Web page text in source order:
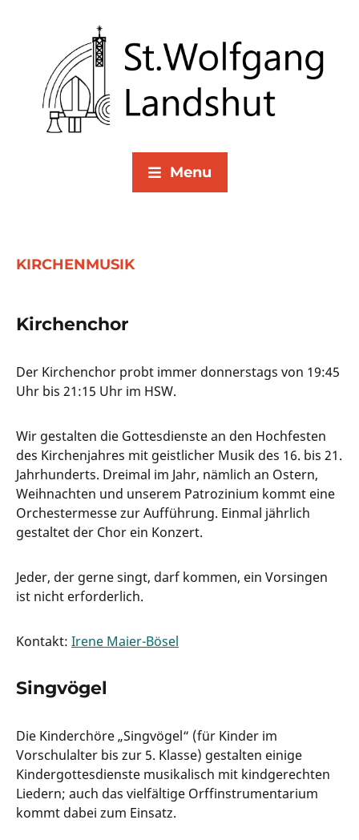
Menu
KIRCHENMUSIK
Kirchenchor
Der Kirchenchor probt immer donnerstags von 19:45
Uhr bis 21:15 Uhr im HSW.
Wir gestalten die Gottesdienste an den Hochfesten
des Kirchenjahres mit geistlicher Musik des 16. bis 21.
Jahrhunderts. Dreimal im Jahr, nämlich an Ostern,
Weihnachten und unserem Patrozinium kommt eine
Orchestermesse zur Aufführung. Einmal jährlich
gestaltet der Chor ein Konzert.
Jeder, der gerne singt, darf kommen, ein Vorsingen
ist nicht erforderlich.
Kontakt: Irene Maier-Bösel
Singvögel
Die Kinderchöre „Singvögel“ (für Kinder im
Vorschulalter bis zur 5. Klasse) gestalten einige
Kindergottesdienste musikalisch mit kindgerechten
Liedern; auch das vielfältige Orffinstrumentarium
kommt dabei zum Einsatz.